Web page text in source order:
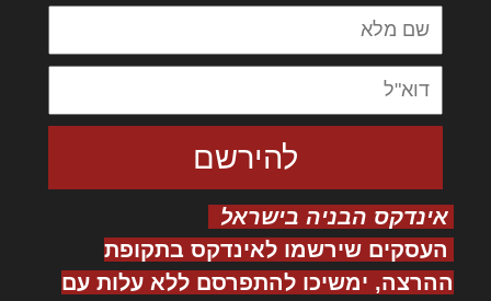
אינדקס הבניה בישראל
העסקים שירשמו לאינדקס בתקופת
ההרצה, ימשיכו להתפרסם ללא עלות עם